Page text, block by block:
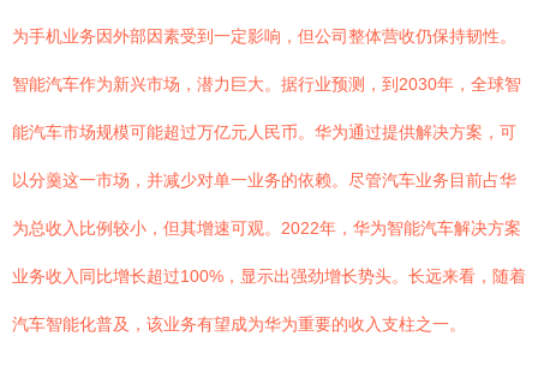
为手机业务因外部因素受到一定影响，但公司整体营收仍保持韧性。
智能汽车作为新兴市场，潜力巨大。据行业预测，到2030年，全球智
能汽车市场规模可能超过万亿元人民币。华为通过提供解决方案，可
以分羹这一市场，并减少对单一业务的依赖。尽管汽车业务目前占华
为总收入比例较小，但其增速可观。2022年，华为智能汽车解决方案
业务收入同比增长超过100%，显示出强劲增长势头。长远来看，随着
汽车智能化普及，该业务有望成为华为重要的收入支柱之一。